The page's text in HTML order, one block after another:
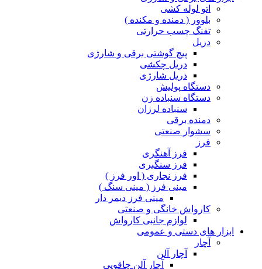
اتو لوله کشی
بلوور ( دمنده و مکنده )
تفنگ چسب حرارتی
دریل
پیچ گوشتی برقی و شارژی
دریل چکشی
دریل شارژی
دستگاه پولیش
دستگاه سنباده زن
سنباده لرزان
دمنده برقی
سشوار صنعتی
فرز
فرز آهنگری
فرز سنگبری
فرز نجاری ( اور فرز )
مینی فرز ( مینی سنگ )
مینی فرز دیمر دار
کارواش خانگی و صنعتی
لوازم جانبی کارواش
ابزار های دستی و عمومی
آچار
آچار آلن
آچار آلن چاقویی